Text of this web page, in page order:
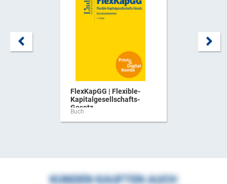
FlexKapGG | Flexible-
Kapitalgesellschafts-
Gesetz ...
Buch
KUNDEN KAUFTEN AUCH